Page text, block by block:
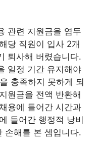
관련 지원금을 염두
당 직원이 입사 2개
퇴사해 버렸습니다.
일정 기간 유지해야
충족하지 못하게 되
원금을 전액 반환해
용에 들어간 시간과
들어간 행정적 낭비
손해를 본 셈입니다.